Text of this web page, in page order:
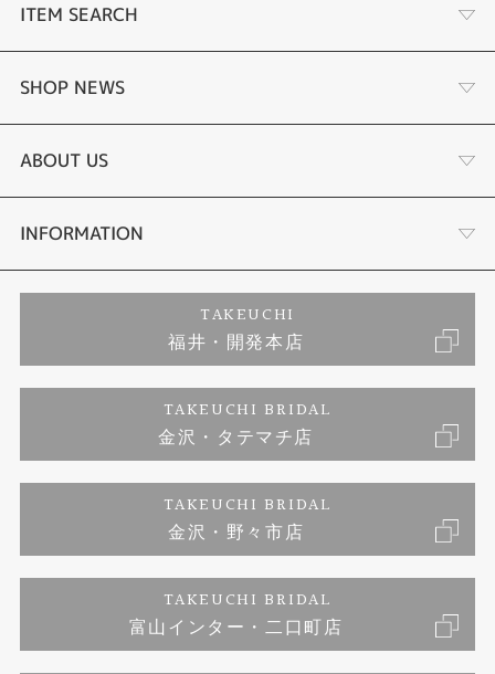
ITEM SEARCH
婚約指輪
結婚指輪
セットリング
婚約ネックレス
エタニティリング
SHOP NEWS
タケウチのこだわり
プロポーズサポート
ブランドリスト
ジュエリーリフォーム
福井指輪工房｜手作りペアリング
福井指輪工房｜手作り結婚指輪 and 婚約指輪
福井指輪工房｜手作り婚約指輪 プロポーズプラン
ABOUT US
会社概要
お客様の声
INFORMATION
プライバシーポリシー
TAKEUCHI
福井・開発本店
TAKEUCHI BRIDAL
金沢・タテマチ店
TAKEUCHI BRIDAL
金沢・野々市店
TAKEUCHI BRIDAL
富山インター・二口町店